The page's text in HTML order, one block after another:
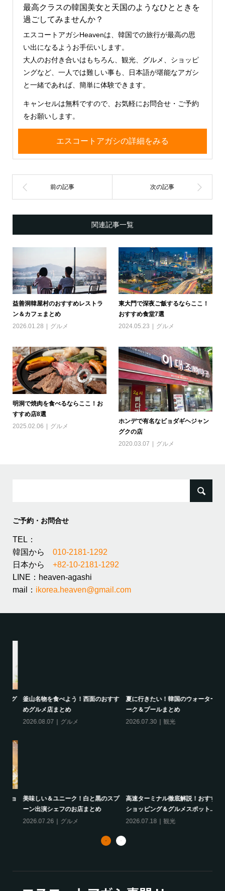
最高クラスの韓国美女と天国のようなひとときを
過ごしてみませんか？
エスコートアガシHeavenは、韓国での旅行が最高の思
い出になるようお手伝いします。
大人のお付き合いはもちろん、観光、グルメ、ショッピ
ングなど、一人では難しい事も、日本語が堪能なアガシ
と一緒であれば、簡単に体験できます。
キャンセルは無料ですので、お気軽にお問合せ・ご予約
をお願いします。
エスコートアガシの詳細をみる
関連記事一覧
益善洞韓屋村のおすすめレストラ
ン＆カフェまとめ
2026.01.28
グルメ
東大門で深夜ご飯するならここ！
おすすめ食堂7選
2024.05.23
グルメ
明洞で焼肉を食べるならここ！お
すすめ店8選
2025.02.06
グルメ
ホンデで有名なビョダギヘジャン
グクの店
2020.03.07
グルメ
ご予約・お問合せ
TEL：
韓国から 010-2181-1292
日本から +82-10-2181-1292
LINE：heaven-agashi
mail： ikorea.heaven@gmail.com
釜山名物を食べよう！西面のおすす
めグルメ店まとめ
2026.08.07
グルメ
夏に行きたい！韓国のウォーターパ
ーク＆プールまとめ
2026.07.30
観光
美味しい＆ユニーク！白と黒のスプ
ーン出演シェフのお店まとめ
2026.07.26
グルメ
高速ターミナル徹底解説！おすすめ
ショッピング＆グルメスポット...
2026.07.18
観光